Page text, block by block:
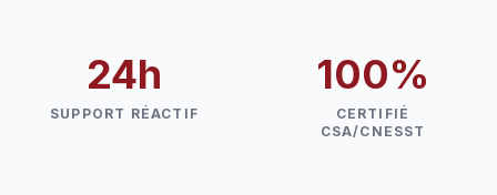
24h
SUPPORT RÉACTIF
100%
CERTIFIÉ
CSA/CNESST